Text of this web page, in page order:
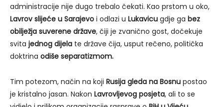
administracije nije dugo trebalo čekati. Kao prstom u oko,
Lavrov slijeće u Sarajevo i odlazi u Lukavicu gdje ga bez
obilježja suverene države, čiji je zvanično gost, dočekuje
svita jednog dijela te države čija, usput rečeno, politička
doktrina odiše separatizmom.
Tim potezom, način na koji Rusija gleda na Bosnu postao
je kristalno jasan. Nakon Lavrovljevog posjeta, ali to se